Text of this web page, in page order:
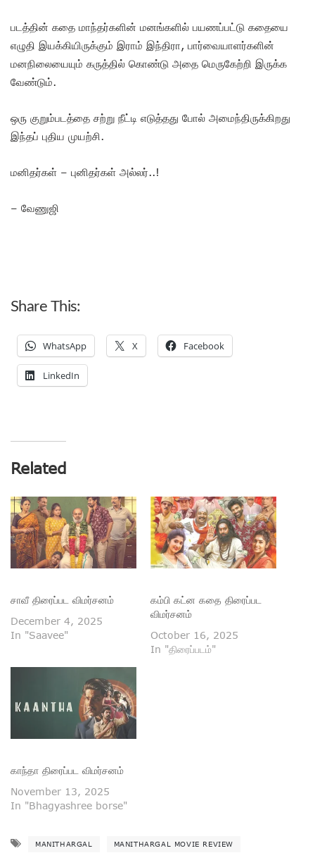
படத்தின் கதை மாந்தர்களின் மனங்களில் பயணப்பட்டு கதையை
எழுதி இயக்கியிருக்கும் இராம் இந்திரா, பார்வையாளர்களின்
மனநிலையையும் கருத்தில் கொண்டு அதை மெருகேற்றி இருக்க
வேண்டும்.
ஒரு குறும்படத்தை சற்று நீட்டி எடுத்தது போல் அமைந்திருக்கிறது
இந்தப் புதிய முயற்சி.
மனிதர்கள் – புனிதர்கள் அல்லர்..!
– வேணுஜி
Share This:
WhatsApp X Facebook
LinkedIn
Related
சாவீ திரைப்பட விமர்சனம்
December 4, 2025
In "Saavee"
கம்பி கட்ன கதை திரைப்பட
விமர்சனம்
October 16, 2025
In "திரைப்படம்"
காந்தா திரைப்பட விமர்சனம்
November 13, 2025
In "Bhagyashree borse"
MANITHARGAL MANITHARGAL MOVIE REVIEW